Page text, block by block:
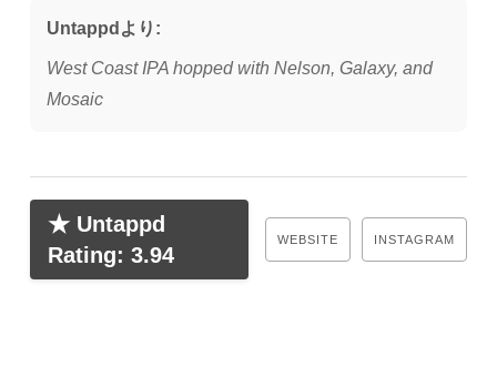
Untappdより:
West Coast IPA hopped with Nelson, Galaxy, and
Mosaic
★ Untappd
Rating: 3.94
WEBSITE INSTAGRAM